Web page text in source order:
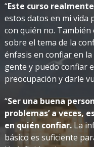
“Este curso
estos datos en mi vida
con quién no.
sobre el tema de la
énfasis en confiar en
gente y puedo confiar
preocupación y darle
“Ser una buena
problemas’ a veces,
en quién confiar. La
básico es suficiente